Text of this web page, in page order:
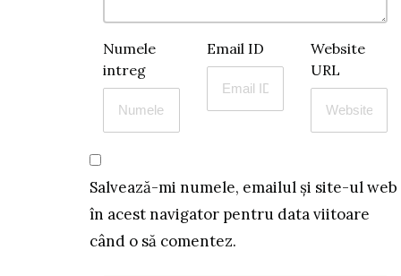
Numele
intreg
Email ID
Website
URL
Salvează-mi numele, emailul și site-ul web
în acest navigator pentru data viitoare
când o să comentez.